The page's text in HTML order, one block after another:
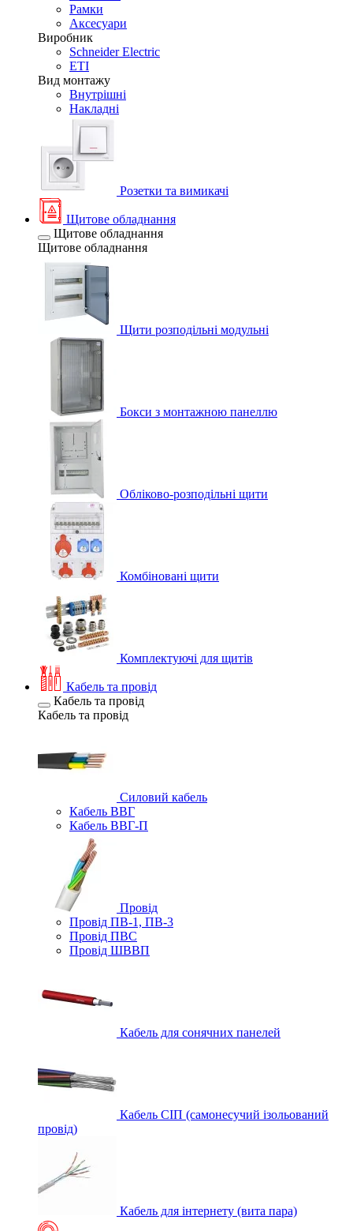
Рамки
Аксесуари
Виробник
Schneider Electric
ETI
Вид монтажу
Внутрішні
Накладні
Розетки та вимикачі
Щитове обладнання
Щитове обладнання
Щитове обладнання
Щити розподільні модульні
Бокси з монтажною панеллю
Обліково-розподільні щити
Комбіновані щити
Комплектуючі для щитів
Кабель та провід
Кабель та провід
Кабель та провід
Силовий кабель
Кабель ВВГ
Кабель ВВГ-П
Провід
Провід ПВ-1, ПВ-3
Провід ПВС
Провід ШВВП
Кабель для сонячних панелей
Кабель СІП (самонесучий ізольований
провід)
Кабель для інтернету (вита пара)